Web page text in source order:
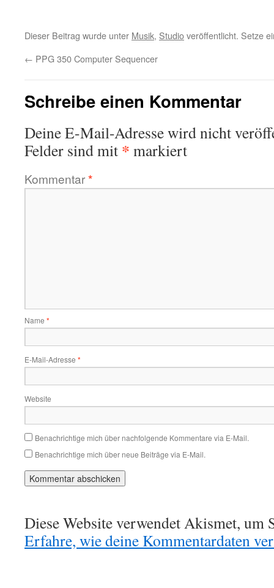
Dieser Beitrag wurde unter Musik, Studioveröffentlicht. Setze
← PPG 350 Computer Sequencer
Schreibe einen Kommentar
Deine E-Mail-Adresse wird nicht
Felder sind mit * markiert
Kommentar*
Name *
E-Mail-Adresse *
Website
Benachrichtige mich über nachfolgende Kommentare via E-Mail.
Benachrichtige mich über neue Beiträge via E-Mail.
Diese Website verwendet Akismet, um
Erfahre, wie deine Kommentardaten